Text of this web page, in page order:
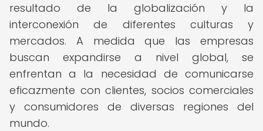
resultado de la globalización y la
interconexión de diferentes culturas y
mercados. A medida que las empresas
buscan expandirse a nivel global, se
enfrentan a la necesidad de comunicarse
eficazmente con clientes, socios comerciales
y consumidores de diversas regiones del
mundo.